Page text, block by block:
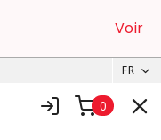
Voir
FR
0